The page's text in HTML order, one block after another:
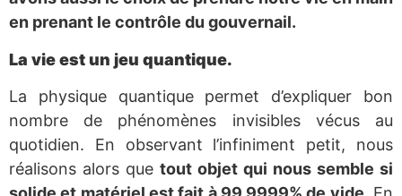
en prenant le contrôle du gouvernail.
La vie est un jeu quantique.
La physique quantique permet d’expliquer bon
nombre de phénomènes invisibles vécus au
quotidien. En observant l’infiniment petit, nous
réalisons alors que tout objet qui nous semble si